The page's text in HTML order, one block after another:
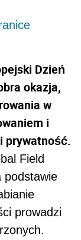
Dzień
okazja,
w
i
prywatność.
Field
podstawie
prowadzi